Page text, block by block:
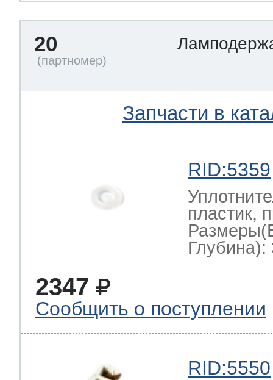
20
Запчасти в
RID:5359
пластик,
Глубина):
2347
Сообщить о поступлении
RID:5550